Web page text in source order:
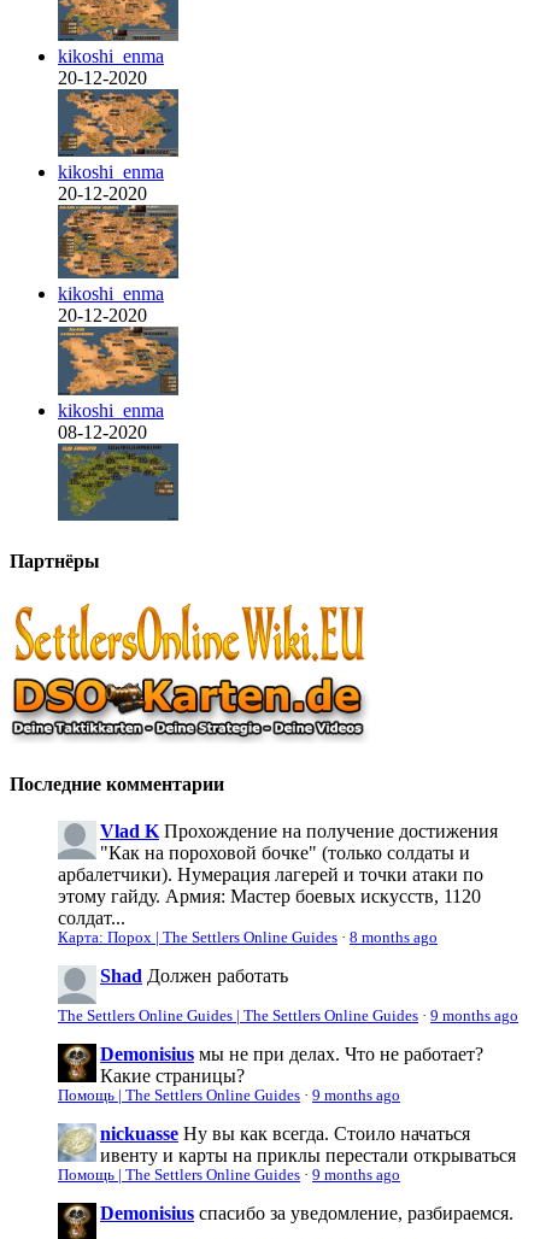
kikoshi_enma
20-12-2020
kikoshi_enma
20-12-2020
kikoshi_enma
20-12-2020
kikoshi_enma
08-12-2020
Партнёры
Последние комментарии
Vlad K Прохождение на получение достижения
"Как на пороховой бочке" (только солдаты и
арбалетчики). Нумерация лагерей и точки атаки по
этому гайду. Армия: Мастер боевых искусств, 1120
солдат...
Карта: Порох | The Settlers Online Guides · 8 months ago
Shad Должен работать
The Settlers Online Guides | The Settlers Online Guides · 9 months ago
Demonisius мы не при делах. Что не работает?
Какие страницы?
Помощь | The Settlers Online Guides · 9 months ago
nickuasse Ну вы как всегда. Стоило начаться
ивенту и карты на приклы перестали открываться
Помощь | The Settlers Online Guides · 9 months ago
Demonisius спасибо за уведомление, разбираемся.